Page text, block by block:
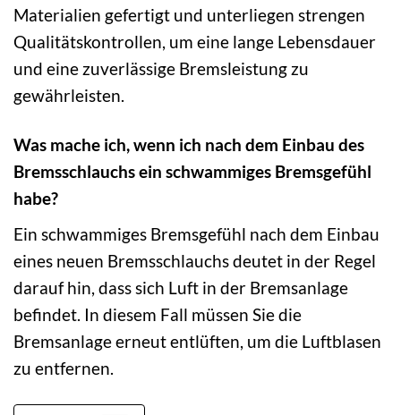
Materialien gefertigt und unterliegen strengen
Qualitätskontrollen, um eine lange Lebensdauer
und eine zuverlässige Bremsleistung zu
gewährleisten.
Was mache ich, wenn ich nach dem Einbau des
Bremsschlauchs ein schwammiges Bremsgefühl
habe?
Ein schwammiges Bremsgefühl nach dem Einbau
eines neuen Bremsschlauchs deutet in der Regel
darauf hin, dass sich Luft in der Bremsanlage
befindet. In diesem Fall müssen Sie die
Bremsanlage erneut entlüften, um die Luftblasen
zu entfernen.